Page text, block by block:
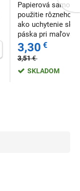
Papierová
použitie rôzneho
ako uchytenie
páska pri
odolná voči
jednoducho sa
nezanecháva
3,30 €
3,51€
SKLADOM